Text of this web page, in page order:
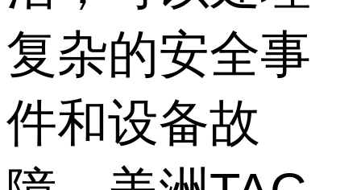
复杂的安全事
件和设备故